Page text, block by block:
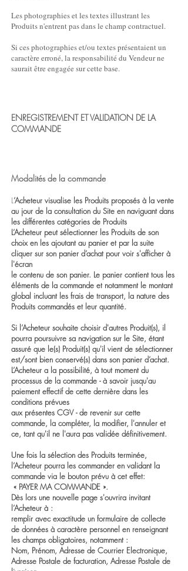
Les photographies et les textes illustrant les
Produits n'entrent pas dans le champ contractuel.
Si ces photographies et/ou textes présentaient un
caractère erroné, la responsabilité du Vendeur ne
saurait être engagée sur cette base.
ENREGISTREMENT ET VALIDATION DE LA
COMMANDE
Modalités de la commande
L’Acheteur visualise les Produits proposés à la vente
au jour de la consultation du Site en naviguant dans
les différentes catégories de Produits
L’Acheteur peut sélectionner les Produits de son
choix en les ajoutant au panier et par la suite
cliquer sur son panier d’achat pour voir s'afficher à
l'écran
le contenu de son panier. Le panier contient tous les
éléments de la commande et notamment le montant
global incluant les frais de transport, la nature des
Produits commandés et leur quantité.
Si l’Acheteur souhaite choisir d'autres Produit(s), il
pourra poursuivre sa navigation sur le Site, étant
assuré que le(s) Produit(s) qu'il vient de sélectionner
est/sont bien conservé(s) dans son panier d’achat.
L’Acheteur a la possibilité, à tout moment du
processus de la commande - à savoir jusqu'au
paiement effectif de cette dernière dans les
conditions prévues
aux présentes CGV - de revenir sur cette
commande, la compléter, la modifier, l'annuler et
ce, tant qu'il ne l'aura pas validée définitivement.
Une fois la sélection des Produits terminée,
l’Acheteur pourra les commander en validant la
commande via le bouton prévu à cet effet:
« PAYER MA COMMANDE ».
Dès lors une nouvelle page s'ouvrira invitant
l’Acheteur à :
remplir avec exactitude un formulaire de collecte
de données à caractère personnel en renseignant
les champs obligatoires, notamment :
Nom, Prénom, Adresse de Courrier Electronique,
Adresse Postale de facturation, Adresse Postale de